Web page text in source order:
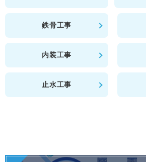
鉄骨工事
内装工事
止水工事